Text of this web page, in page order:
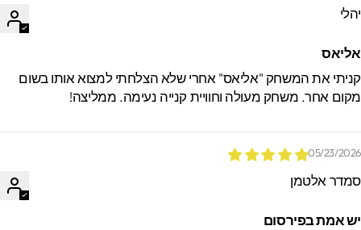
את המשחק "אליאס" אחרי שלא הצלחתי למצוא אותו בשום
אחר. משחק מעולה וחוויית קנייה נעימה. ממליצה!
05/23/
אלטמן
אמת בפירסום